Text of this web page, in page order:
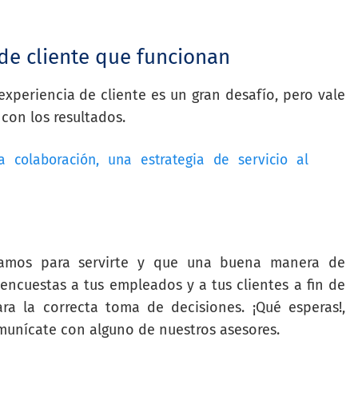
cliente que funcionan
de cliente es un gran desafío, pero vale
los resultados.
colaboración, una estrategia de servicio al
para servirte y que una buena manera de
a tus empleados y a tus clientes a fin de
la correcta toma de decisiones. ¡Qué esperas!,
con alguno de nuestros asesores.